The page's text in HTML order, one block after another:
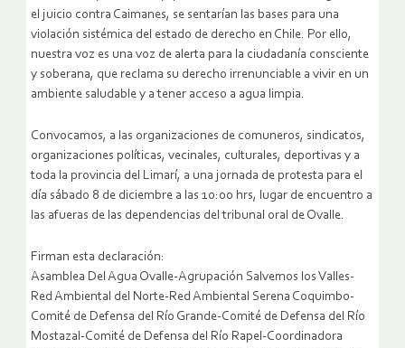
el juicio contra Caimanes, se sentarían las bases para una
violación sistémica del estado de derecho en Chile. Por ello,
nuestra voz es una voz de alerta para la ciudadanía consciente
y soberana, que reclama su derecho irrenunciable a vivir en un
ambiente saludable y a tener acceso a agua limpia.
Convocamos, a las organizaciones de comuneros, sindicatos,
organizaciones políticas, vecinales, culturales, deportivas y a
toda la provincia del Limarí, a una jornada de protesta para el
día sábado 8 de diciembre a las 10:00 hrs, lugar de encuentro a
las afueras de las dependencias del tribunal oral de Ovalle.
Firman esta declaración:
Asamblea Del Agua Ovalle-Agrupación Salvemos los Valles-
Red Ambiental del Norte-Red Ambiental Serena Coquimbo-
Comité de Defensa del Río Grande-Comité de Defensa del Río
Mostazal-Comité de Defensa del Río Rapel-Coordinadora